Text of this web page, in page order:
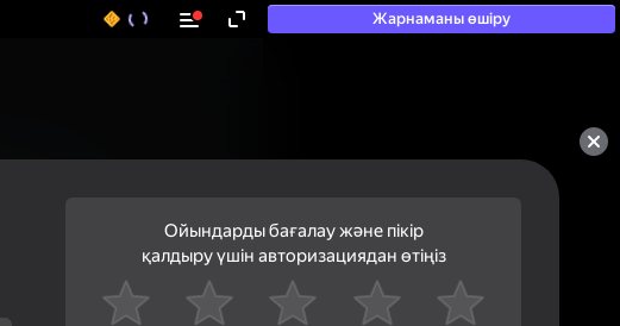
Жарнаманы өшіру
50+ топ ойындар, олармен
Ойындарды бағалау және пікір
қалдыру үшін авторизациядан өтіңіз